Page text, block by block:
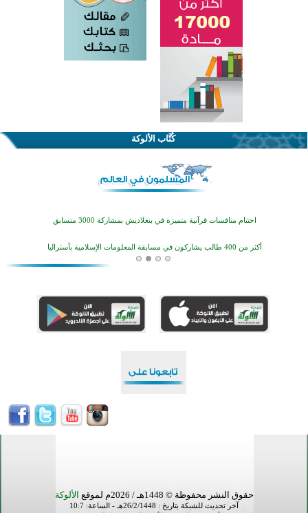
كُتَّاب الألوكة
القرآن والتربية في صدارة البرامج الصيفية للمسلمين في بينزا وساراتوف وموردوفيا هذا العام
اختتام منافسات قرآنية متميزة في بنغلاديش بمشاركة 3000 متسابق
منطقة ريبوفسي تحتفل بميلاد مسجد جديد في أجواء إيمانية مميزة
القرآن والتربية في صدارة البرامج الصيفية للمسلمين في بينزا وساراتوف وموردوفيا هذا العام
حقوق النشر محفوظة © 1448هـ / 2026م لموقع الألوكة
آخر تحديث للشبكة بتاريخ : 26/2/1448هـ - الساعة: 10:7